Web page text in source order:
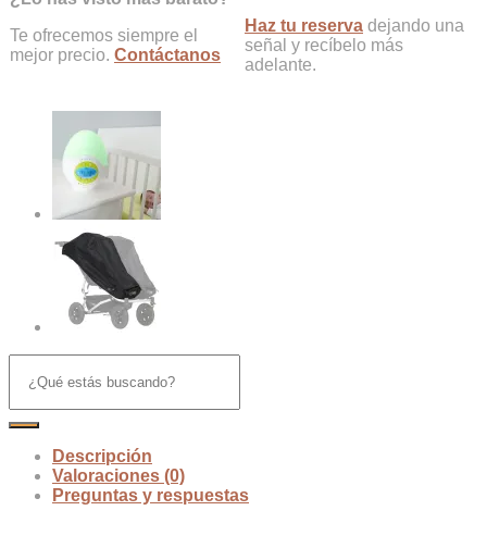
Te ofrecemos siempre el
mejor precio. Contáctanos
Haz tu reserva dejando una
señal y recíbelo más
adelante.
Descripción
Valoraciones (0)
Preguntas y respuestas